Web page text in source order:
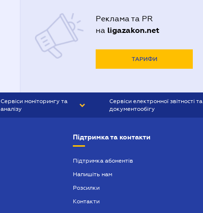
Реклама та PR
на ligazakon.net
ТАРИФИ
Сервіси моніторингу та
аналізу
Сервіси електронної звітності та
документообігу
Підтримка та контакти
Підтримка абонентів
Напишіть нам
Розсилки
Контакти